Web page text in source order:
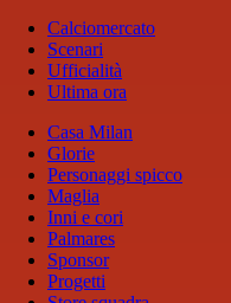
Calciomercato
Scenari
Ufficialità
Ultima ora
Casa Milan
Glorie
Personaggi spicco
Maglia
Inni e cori
Palmares
Sponsor
Progetti